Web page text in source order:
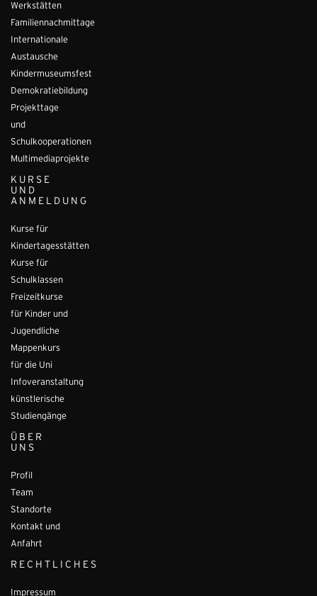
Werkstätten
Familiennachmittage
Internationale
Austausche
Kindermuseumsfest
Demokratiebildung
Projekttage
und
Schulkooperationen
Multimediaprojekte
KURSE
UND
ANMELDUNG
Kurse für
Kindertagesstätten
Kurse für
Schulklassen
Freizeitkurse
für Kinder und
Jugendliche
Mappenkurs
für die Uni
Infoveranstaltung
künstlerische
Studiengänge
ÜBER
UNS
Profil
Team
Standorte
Kontakt und
Anfahrt
RECHTLICHES
Impressum